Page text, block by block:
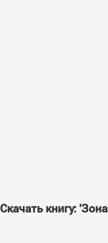
Скачать книгу: